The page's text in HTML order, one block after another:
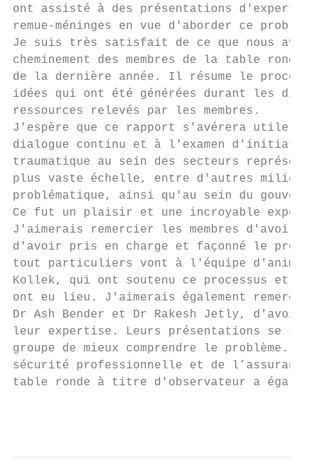
ont assisté à des présentations d'experts
remue-méninges en vue d'aborder ce
Je suis très satisfait de ce que nous
cheminement des membres de la table
de la dernière année. Il résume le
idées qui ont été générées durant les
ressources relevés par les membres.
J'espère que ce rapport s'avérera utile
dialogue continu et à l'examen
traumatique au sein des secteurs
plus vaste échelle, entre d'autres milieux
problématique, ainsi qu'au sein du
Ce fut un plaisir et une incroyable
J'aimerais remercier les membres
d'avoir pris en charge et façonné le
tout particuliers vont à l'équipe
Kollek, qui ont soutenu ce processus et
ont eu lieu. J'aimerais également
Dr Ash Bender et Dr Rakesh Jetly, d'avoir
leur expertise. Leurs présentations se
groupe de mieux comprendre le problème.
sécurité professionnelle et de
table ronde à titre d'observateur a